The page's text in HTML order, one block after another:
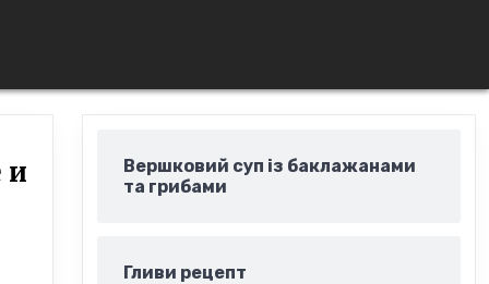
и
Вершковий суп із баклажанами
та грибами
Гливи рецепт